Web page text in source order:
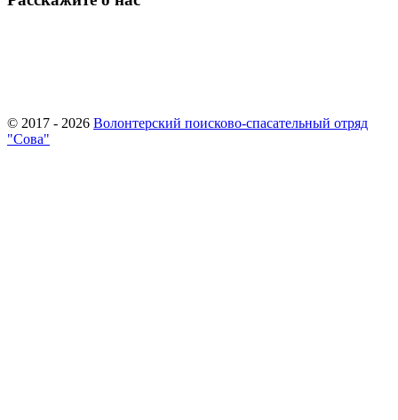
© 2017 - 2026 Волонтерский поисково-спасательный отряд
"Сова"